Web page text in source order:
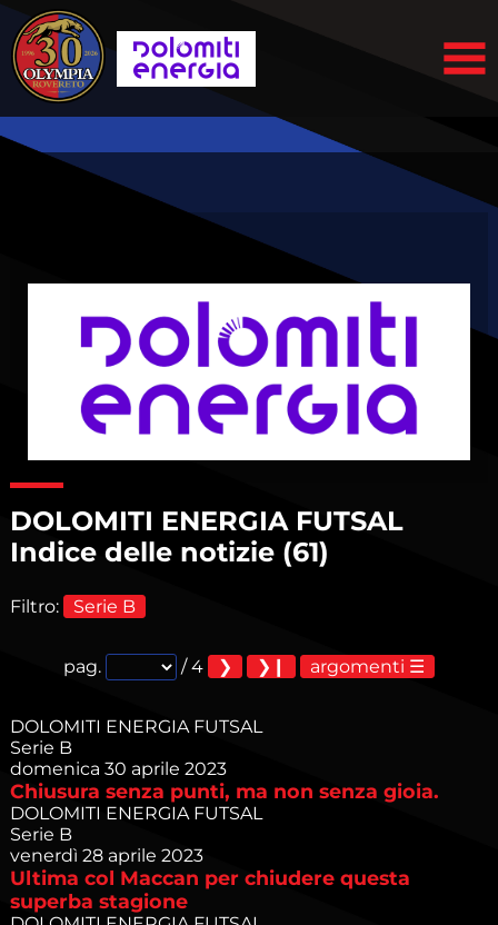
DOLOMITI ENERGIA FUTSAL
Indice delle notizie (61)
Filtro: Serie B
pag. / 4 argomenti
DOLOMITI ENERGIA FUTSAL
Serie B
domenica 30 aprile 2023
Chiusura senza punti, ma non senza gioia.
DOLOMITI ENERGIA FUTSAL
Serie B
venerdì 28 aprile 2023
Ultima col Maccan per chiudere questa
superba stagione
degli
argomenti
delle
notizie:
Femminile
Serie A2
Serie A2
Società